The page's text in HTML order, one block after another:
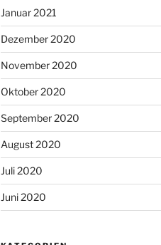
Januar 2021
Dezember 2020
November 2020
Oktober 2020
September 2020
August 2020
Juli 2020
Juni 2020